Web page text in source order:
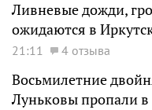
Ливневые дожди,
ожидаются в
21:11 4 отзыва
Восьмилетние
Луньковы пропали в